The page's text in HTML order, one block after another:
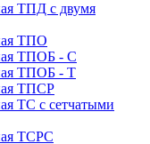
ТПД с двумя
ТПО
ТПОБ - С
ТПОБ - Т
ТПСР
ТС с сетчатыми
ТСРС